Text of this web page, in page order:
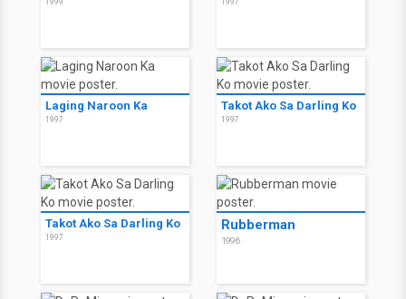
Laging Naroon Ka
1997
Takot Ako Sa Darling Ko
1997
Takot Ako Sa Darling Ko
1997
Rubberman
1996